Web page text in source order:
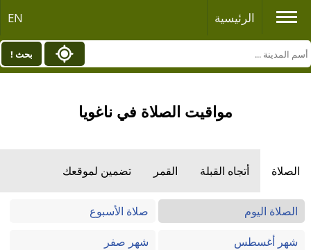
الرئيسية EN
بحث !
مواقيت الصلاة في ناغويا
الصلاة أتجاه القبلة القمر تضمين لموقعك
الصلاة اليوم
صلاة الأسبوع
شهر أغسطس
شهر صفر